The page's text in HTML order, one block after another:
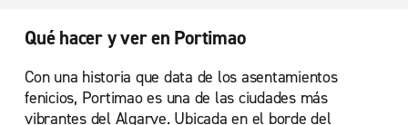
Qué hacer y ver en Portimao
Con una historia que data de los asentamientos
fenicios, Portimao es una de las ciudades más
vibrantes del Algarve. Ubicada en el borde del